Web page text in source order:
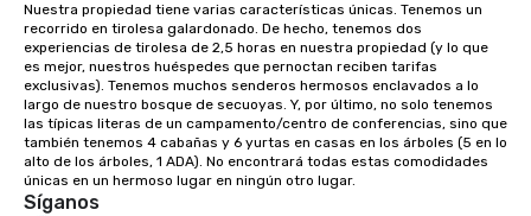
Nuestra propiedad tiene varias características únicas. Tenemos un
recorrido en tirolesa galardonado. De hecho, tenemos dos
experiencias de tirolesa de 2,5 horas en nuestra propiedad (y lo que
es mejor, nuestros huéspedes que pernoctan reciben tarifas
exclusivas). Tenemos muchos senderos hermosos enclavados a lo
largo de nuestro bosque de secuoyas. Y, por último, no solo tenemos
las típicas literas de un campamento/centro de conferencias, sino que
también tenemos 4 cabañas y 6 yurtas en casas en los árboles (5 en lo
alto de los árboles, 1 ADA). No encontrará todas estas comodidades
únicas en un hermoso lugar en ningún otro lugar.
Síganos